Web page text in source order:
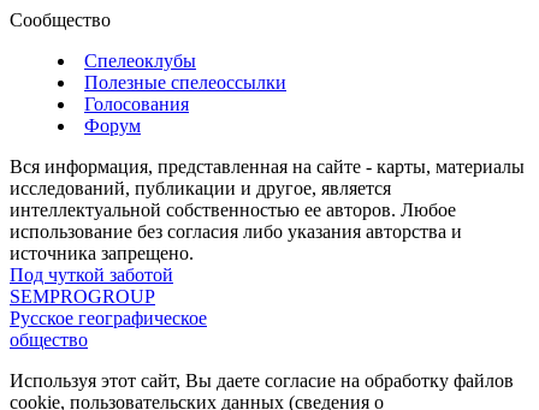
Сообщество
Спелеоклубы
Полезные спелеоссылки
Голосования
Форум
Вся информация, представленная на сайте - карты, материалы
исследований, публикации и другое, является
интеллектуальной собственностью ее авторов. Любое
использование без согласия либо указания авторства и
источника запрещено.
Под чуткой заботой
SEMPROGROUP
Русское географическое
общество
Используя этот сайт, Вы даете согласие на обработку файлов
cookie, пользовательских данных (сведения о